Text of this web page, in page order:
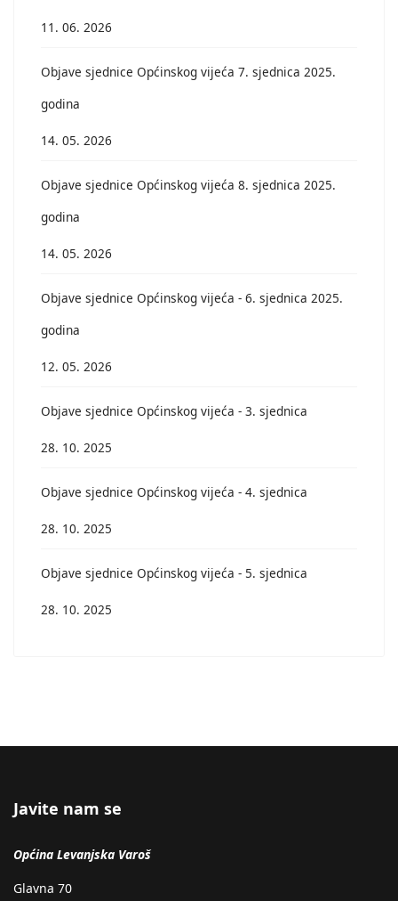
11. 06. 2026
Objave sjednice Općinskog vijeća 7. sjednica 2025.
godina
14. 05. 2026
Objave sjednice Općinskog vijeća 8. sjednica 2025.
godina
14. 05. 2026
Objave sjednice Općinskog vijeća - 6. sjednica 2025.
godina
12. 05. 2026
Objave sjednice Općinskog vijeća - 3. sjednica
28. 10. 2025
Objave sjednice Općinskog vijeća - 4. sjednica
28. 10. 2025
Objave sjednice Općinskog vijeća - 5. sjednica
28. 10. 2025
Javite nam se
Općina Levanjska Varoš
Glavna 70